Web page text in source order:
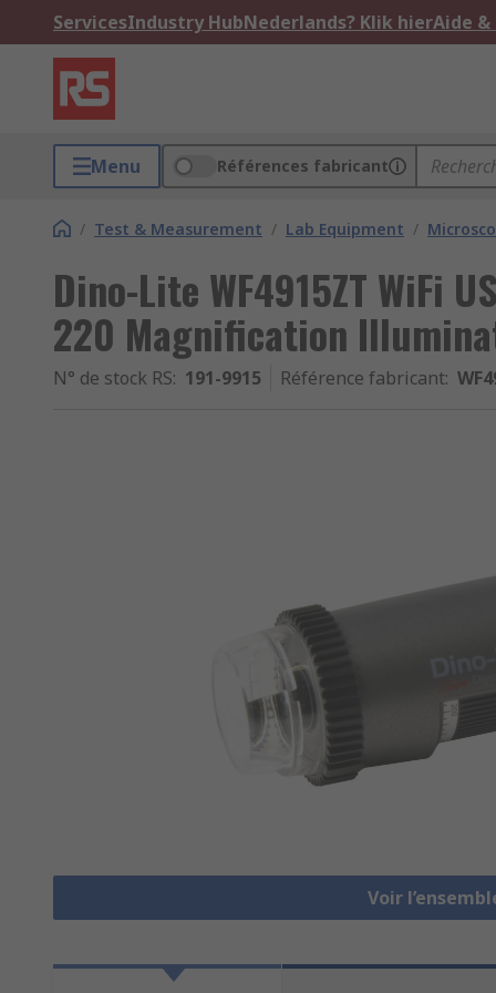
ServicesIndustry HubNederlands? Klik hierAide
Menu Références fabricant
/ Test & Measurement / Lab Equipment /
Dino-Lite WF4915ZT WiFi
220 Magnification
N° de stock RS: 191-9915 Référence fabricant:
Voir